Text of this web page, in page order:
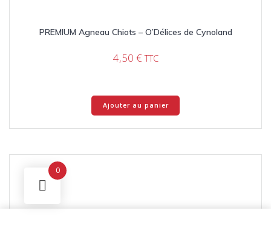
PREMIUM Agneau Chiots – O’Délices de Cynoland
4,50 € TTC
Ajouter au panier
0